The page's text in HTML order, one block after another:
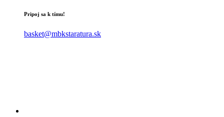
Pripoj sa k tímu!
basket@mbkstaratura.sk